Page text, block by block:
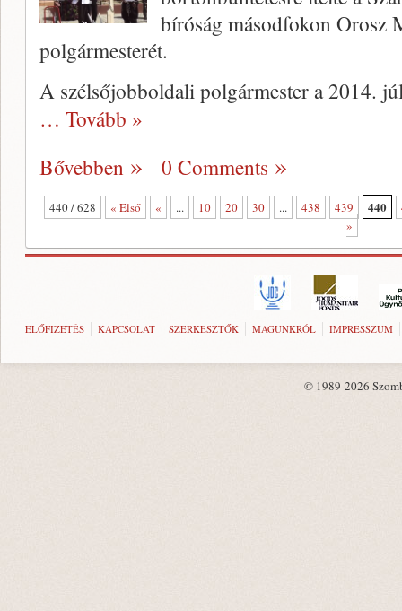
bíróság másodfokon Orosz
polgármesterét.
A szélsőjobboldali polgármester a 2014.
… Tovább »
Bővebben
0 Comments
440 / 628 « Első « ... 10 20 30 ... 438 439 440
»
ELŐFIZETÉS KAPCSOLAT SZERKESZTŐK MAGUNKRÓL IMPRESSZUM
© 1989-2026